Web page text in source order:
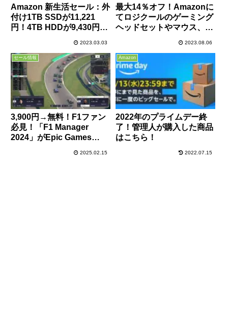
Amazon 新生活セール：外
付け1TB SSDが11,221
円！4TB HDDが9,430円な
2023.03.03
最大14％オフ！Amazonに
てロジクールのゲーミング
ヘッドセットやマウス、キ
い得セールが開催中！
2023.08.06
セール情報
3,900円→無料！F1ファン
必見！「F1 Manager
2024」がEpic Games
2025.02.15
Amazon
2022年のプライムデー終
了！管理人が購入した商品
はこちら！
2022.07.15